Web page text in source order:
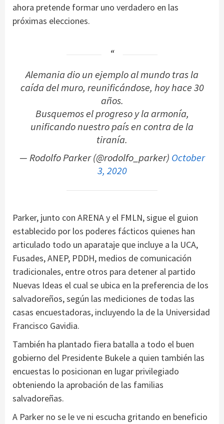
ahora pretende formar uno verdadero en las
próximas elecciones.
Alemania dio un ejemplo al mundo tras la
caída del muro, reunificándose, hoy hace 30
años.
Busquemos el progreso y la armonía,
unificando nuestro país en contra de la
tiranía.
— Rodolfo Parker (@rodolfo_parker) October
3, 2020
Parker, junto con ARENA y el FMLN, sigue el guion
establecido por los poderes fácticos quienes han
articulado todo un aparataje que incluye a la UCA,
Fusades, ANEP, PDDH, medios de comunicación
tradicionales, entre otros para detener al partido
Nuevas Ideas el cual se ubica en la preferencia de los
salvadoreños, según las mediciones de todas las
casas encuestadoras, incluyendo la de la Universidad
Francisco Gavidia.
También ha plantado fiera batalla a todo el buen
gobierno del Presidente Bukele a quien también las
encuestas lo posicionan en lugar privilegiado
obteniendo la aprobación de las familias
salvadoreñas.
A Parker no se le ve ni escucha gritando en beneficio